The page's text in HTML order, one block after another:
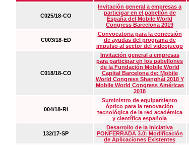
C025/18-CO
Invitación general a empresas a
participar en el pabellón de
España del Mobile World
Congress Barcelona 2019
C003/18-ED
Convocatoria para la concesión
de ayudas del programa de
impulso al sector del videojuego
C018/18-CO
Invitación general a empresas
para participar en los pabellones
de la Fundación Mobile World
Capital Barcelona de: Mobile
World Congress Shanghái 2018 Y
Mobile World Congress Américas
2018
004/18-RI
Suministro de equipamiento
óptico para la renovación
tecnológica de la red académica
y científica española
132/17-SP
Desarrollo de la Iniciativa
PONFERRADA 3.0: Modificación
de Aplicaciones Existentes